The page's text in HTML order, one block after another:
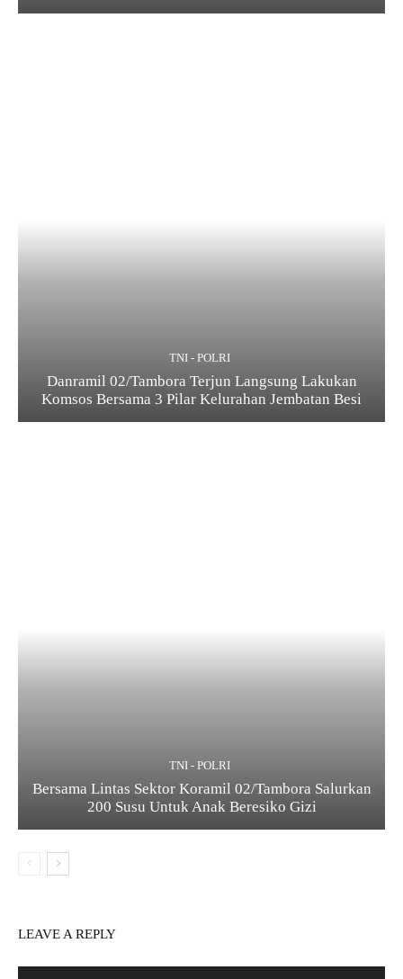
TNI - POLRI
Danramil 02/Tambora Terjun Langsung Lakukan
Komsos Bersama 3 Pilar Kelurahan Jembatan Besi
TNI - POLRI
Bersama Lintas Sektor Koramil 02/Tambora Salurkan
200 Susu Untuk Anak Beresiko Gizi
LEAVE A REPLY